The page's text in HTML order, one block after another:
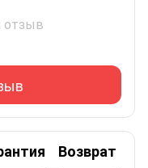
отзыв
Возврат